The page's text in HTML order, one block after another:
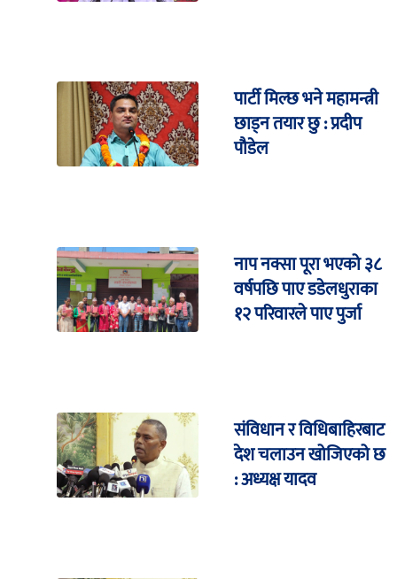
पार्टी मिल्छ भने महामन्त्री
छाड्न तयार छु : प्रदीप
पौडेल
नाप नक्सा पूरा भएको ३८
वर्षपछि पाए डडेलधुराका
१२ परिवारले पाए पुर्जा
संविधान र विधिबाहिरबाट
देश चलाउन खोजिएको छ
: अध्यक्ष यादव